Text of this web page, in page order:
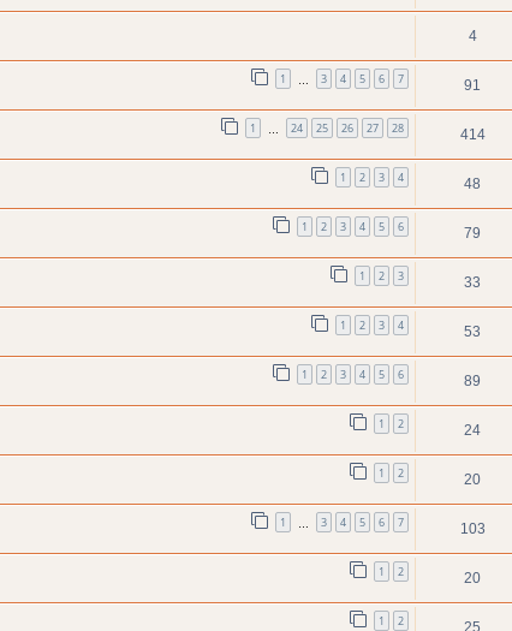
4
1 3 4 5 6 7 91
1 24 25 26 27 28 414
1 2 3 4 48
1 2 3 4 5 6 79
1 2 3 33
1 2 3 4 53
1 2 3 4 5 6 89
1 2 24
1 2 20
1 3 4 5 6 7 103
1 2 20
1 2 25